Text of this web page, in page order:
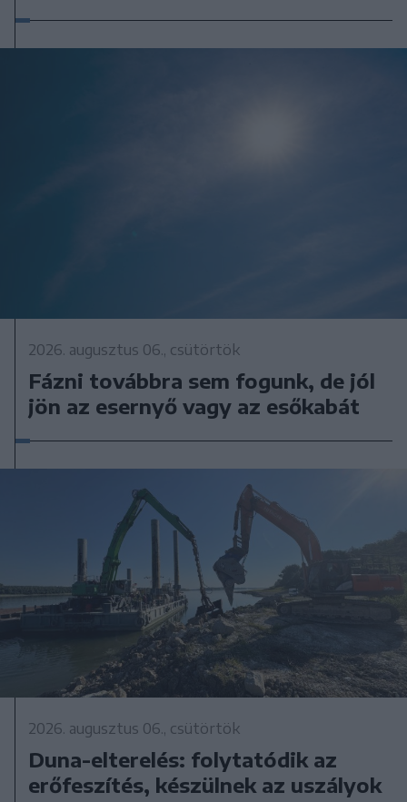
2026. augusztus 06., csütörtök
Fázni továbbra sem fogunk, de jól
jön az esernyő vagy az esőkabát
2026. augusztus 06., csütörtök
Duna-elterelés: folytatódik az
erőfeszítés, készülnek az uszályok